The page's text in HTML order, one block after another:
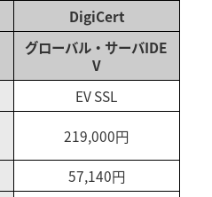
DigiCert
グローバル・サーバIDE
V
EV SSL
219,000円
57,140円